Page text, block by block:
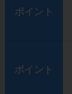
ポイント
ポイント